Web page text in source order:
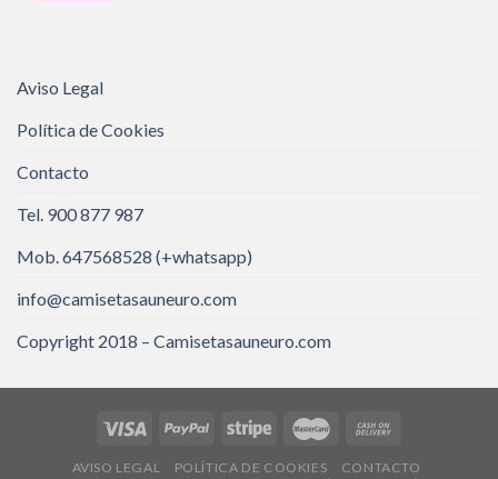
Aviso Legal
Política de Cookies
Contacto
Tel. 900 877 987
Mob. 647568528 (+whatsapp)
info@camisetasauneuro.com
Copyright 2018 – Camisetasauneuro.com
AVISO LEGAL POLÍTICA DE COOKIES
CONTACTO